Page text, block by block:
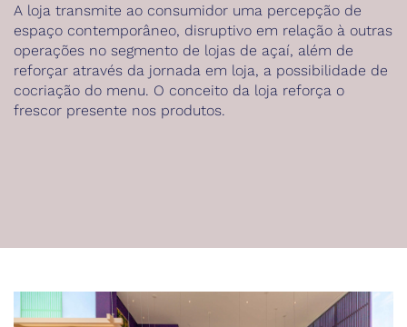
A loja transmite ao consumidor uma percepção de
espaço contemporâneo, disruptivo em relação à outras
operações no segmento de lojas de açaí, além de
reforçar através da jornada em loja, a possibilidade de
cocriação do menu. O conceito da loja reforça o
frescor presente nos produtos.